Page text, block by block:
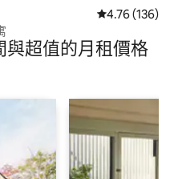
從 136 則評價
4.76 (136)
超值的月租價格